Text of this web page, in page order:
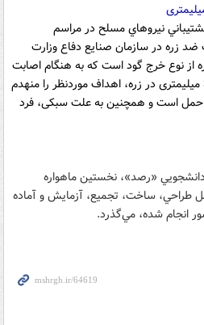
نيروهاي مسلح در مراسم
ضد زره در سازمان صنایع دفاع وزارت
نوع خرج گود است که به هنگام اصابت
تا فاصله 1300 متری با نفوذ 300 میلیمتری در زره، اهداف موردنظر را منهدم
حمل است و همچنین به علت سبکی، فرد
دانشجويي «رصد»، نخستين ماهواره
طراحي، ساخت، تجميع، آزمايش و آماده
انجام شده، مي‌گذرد.